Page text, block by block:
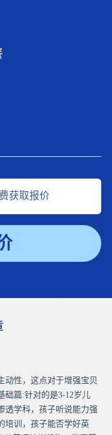
动性，这点对于增强宝贝
础篇:针对的是3-12岁儿
学科，孩子听说能力强
培训，孩子能否学好英